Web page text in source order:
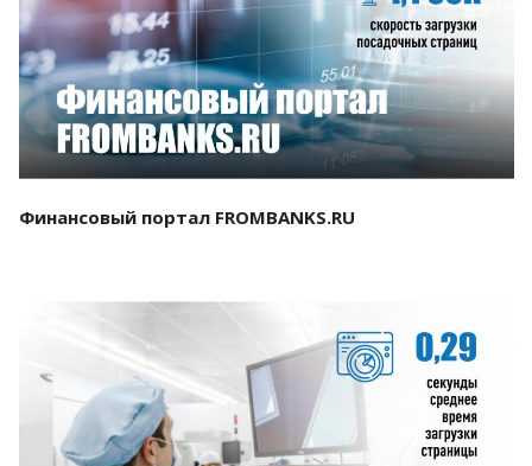
Смотреть проект
Финансовый портал FROMBANKS.RU